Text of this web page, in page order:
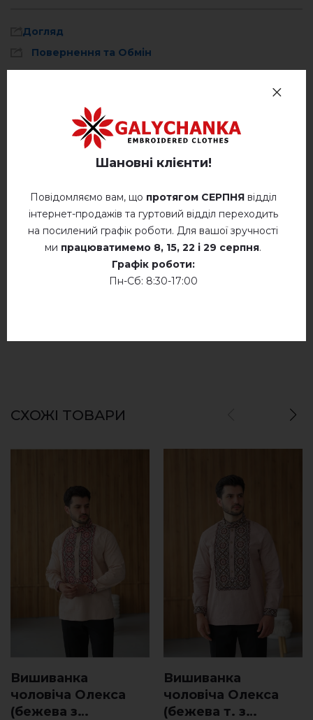
Догляд
Повернення та Обмін
ВІДГУКИ ПРО АЛАТИР (СМАРАГД)
Немає відгуків про цей товар.
СХОЖІ ТОВАРИ
Вишиванка
чоловіча Олекса
(бежева з
Вишиванка
чоловіча Олекса
(бежева т. з
Ручне прання при температурі до
40° C
Прасування при температурі 110° C
Не сушити у барабанній сушці
Суха хімчистка
Сушити у розкладеному стані
Сушити розвішеними
Шановні клієнти!
Повідомляємо вам, що протягом СЕРПНЯвідділ
інтернет-продажів та гуртовий відділ переходить
на посилений графік роботи. Для вашої зручності
ми працюватимемо 8, 15, 22 і 29 серпня.
Графік роботи:
Пн-Сб: 8:30-17:00